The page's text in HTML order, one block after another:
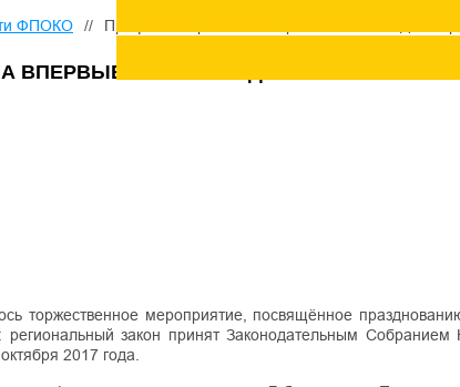
ФПОКО // Профсоюзы региона впервые отметили День
ВПЕРВЫЕ ОТМЕТИЛИ ДЕНЬ ПРОФСОЮЗОВ
торжественное мероприятие, посвящённое
региональный закон принят Законодательным Собранием
2017 года.